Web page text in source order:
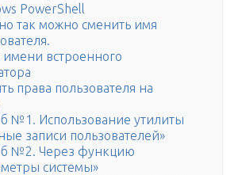
PowerShell
так можно сменить имя
встроенного
права пользователя на
№1. Использование утилиты
записи пользователей»
№2. Через функцию
системы»